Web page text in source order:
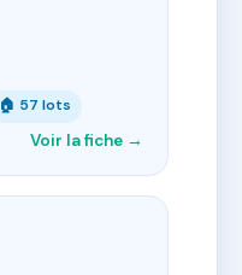
🏠 57 lots
Voir la fiche →